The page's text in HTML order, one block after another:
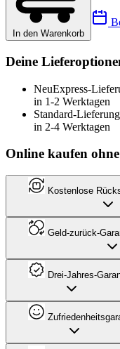
In den Warenkorb
Deine
NeuExpress-
in 1-2 Werktagen
Standard-Lieferung
in 2-4 Werktagen
Online kaufen
Kostenlose
Geld-zurück-
Drei-Jahres-